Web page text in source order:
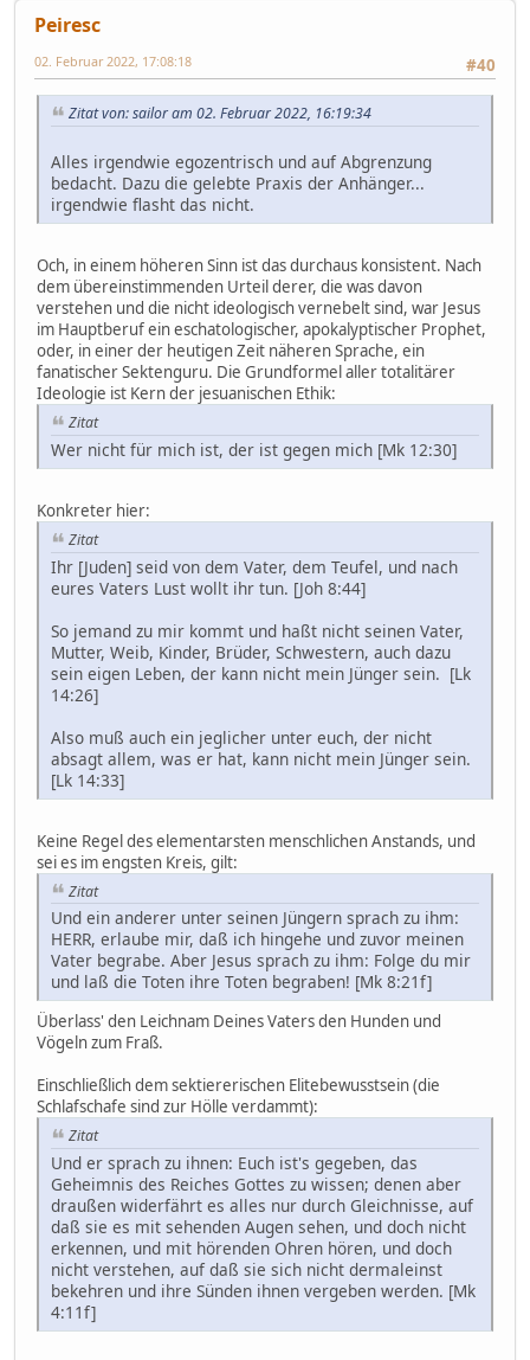
Peiresc
#40
02. Februar 2022, 17:08:18
Zitat von: sailor am 02. Februar 2022, 16:19:34
Alles irgendwie egozentrisch und auf Abgrenzung
bedacht. Dazu die gelebte Praxis der Anhänger...
irgendwie flasht das nicht.
Och, in einem höheren Sinn ist das durchaus konsistent. Nach
dem übereinstimmenden Urteil derer, die was davon
verstehen und die nicht ideologisch vernebelt sind, war Jesus
im Hauptberuf ein eschatologischer, apokalyptischer Prophet,
oder, in einer der heutigen Zeit näheren Sprache, ein
fanatischer Sektenguru. Die Grundformel aller totalitärer
Ideologie ist Kern der jesuanischen Ethik:
Zitat
Wer nicht für mich ist, der ist gegen mich [Mk 12:30]
Konkreter hier:
Zitat
Ihr [Juden] seid von dem Vater, dem Teufel, und nach
eures Vaters Lust wollt ihr tun. [Joh 8:44]
So jemand zu mir kommt und haßt nicht seinen Vater,
Mutter, Weib, Kinder, Brüder, Schwestern, auch dazu
sein eigen Leben, der kann nicht mein Jünger sein. [Lk
14:26]
Also muß auch ein jeglicher unter euch, der nicht
absagt allem, was er hat, kann nicht mein Jünger sein.
[Lk 14:33]
Keine Regel des elementarsten menschlichen Anstands, und
sei es im engsten Kreis, gilt:
Zitat
Und ein anderer unter seinen Jüngern sprach zu ihm:
HERR, erlaube mir, daß ich hingehe und zuvor meinen
Vater begrabe. Aber Jesus sprach zu ihm: Folge du mir
und laß die Toten ihre Toten begraben! [Mk 8:21f]
Überlass' den Leichnam Deines Vaters den Hunden und
Vögeln zum Fraß.
Einschließlich dem sektiererischen Elitebewusstsein (die
Schlafschafe sind zur Hölle verdammt):
Zitat
Und er sprach zu ihnen: Euch ist's gegeben, das
Geheimnis des Reiches Gottes zu wissen; denen aber
draußen widerfährt es alles nur durch Gleichnisse, auf
daß sie es mit sehenden Augen sehen, und doch nicht
erkennen, und mit hörenden Ohren hören, und doch
nicht verstehen, auf daß sie sich nicht dermaleinst
bekehren und ihre Sünden ihnen vergeben werden. [Mk
4:11f]